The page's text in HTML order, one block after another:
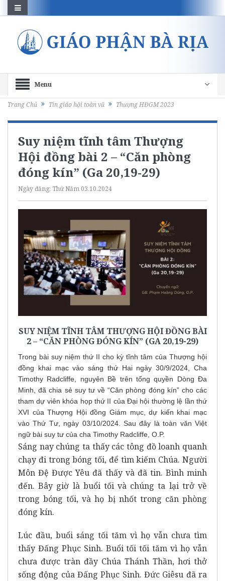
Menu
Trang Chủ Tin giáo hội toàn vũ Thượng HĐGM 2023
Suy niệm tĩnh tâm Thượng
Hội đồng bài 2 – “Căn phòng
đóng kín” (Ga 20,19-29)
Ngày đăng: Thứ Năm 03.10.2024
SUY NIỆM TĨNH TÂM THƯỢNG HỘI ĐỒNG BÀI
2 – “CĂN PHÒNG ĐÓNG KÍN” (GA 20,19-29)
Trong bài suy niệm thứ II cho kỳ tĩnh tâm của Thượng hội
đồng khai mạc vào sáng thứ Hai ngày 30/9/2024, Cha
Timothy Radcliffe, nguyên Bề trên tổng quyền Dòng Đa
Minh, đã chia sẻ suy tư về “Căn phòng đóng kín” cho các
tham dự viên khóa họp thứ II của Đại hội thường lệ lần thứ
XVI của Thượng Hội đồng Giám mục, dự kiến khai mạc
vào Thứ Tư, ngày 03/10/2024. Sau đây là toàn văn Việt
ngữ bài suy tư của cha Timothy Radcliffe, O.P.
Sáng nay chúng ta thấy các tông đồ loanh quanh
chạy đi trong bóng tối, để tìm kiếm Chúa. Người
Môn Đệ Được Yêu đã thấy và đã tin. Bình minh
đến. Bây giờ là buổi tối và chúng ta lại trở về
trong bóng tối, và họ bị nhốt trong căn phòng
đóng kín.
Lúc đầu, buổi sáng tối tăm vì họ vẫn chưa tìm
thấy Đấng Phục Sinh. Buổi tối tối tăm vì họ vẫn
chưa được tràn đầy Chúa Thánh Thần, hơi thở
sống động của Đấng Phục Sinh. Đức Giêsu đã ra